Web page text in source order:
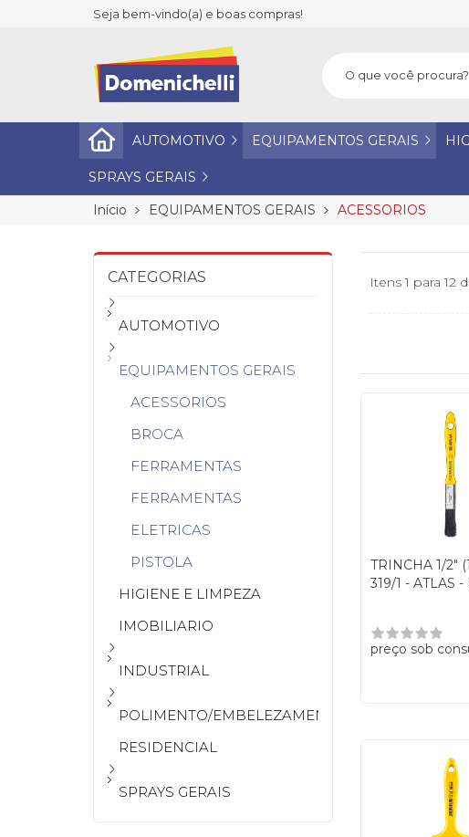
Seja bem-vindo(a) e boas compras!
AUTOMOTIVO EQUIPAMENTOS GERAIS
SPRAYS GERAIS
Início
EQUIPAMENTOS GERAIS ACESSORIOS
CATEGORIAS
AUTOMOTIVO
EQUIPAMENTOS GERAIS
ACESSORIOS
BROCA
FERRAMENTAS
FERRAMENTAS
ELETRICAS
PISTOLA
HIGIENE E LIMPEZA
IMOBILIARIO
INDUSTRIAL
POLIMENTO/EMBELEZAMENTO
RESIDENCIAL
SPRAYS GERAIS
Itens 1 para 12
TRINCHA 1/2"
319/1 - ATLAS -
preço sob